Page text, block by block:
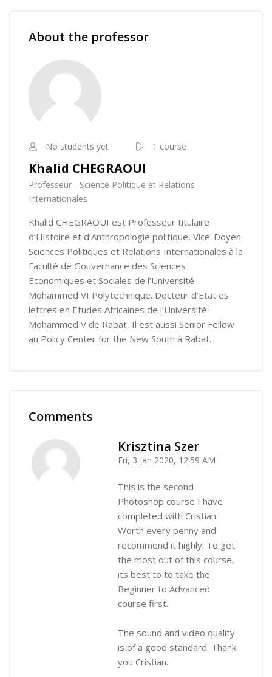
About the professor
No students yet 1 course
Khalid CHEGRAOUI
Professeur - Science Politique et Relations
Internationales
Khalid CHEGRAOUI est Professeur titulaire
d’Histoire et d’Anthropologie politique, Vice-Doyen
Sciences Politiques et Relations Internationales à la
Faculté de Gouvernance des Sciences
Economiques et Sociales de l’Université
Mohammed VI Polytechnique. Docteur d’Etat es
lettres en Etudes Africaines de l’Université
Mohammed V de Rabat, Il est aussi Senior Fellow
au Policy Center for the New South à Rabat.
Skip Comments
Comments
Krisztina Szer
Fri, 3 Jan 2020, 12:59 AM
This is the second
Photoshop course I have
completed with Cristian.
Worth every penny and
recommend it highly. To get
the most out of this course,
its best to to take the
Beginner to Advanced
course first.
The sound and video quality
is of a good standard. Thank
you Cristian.